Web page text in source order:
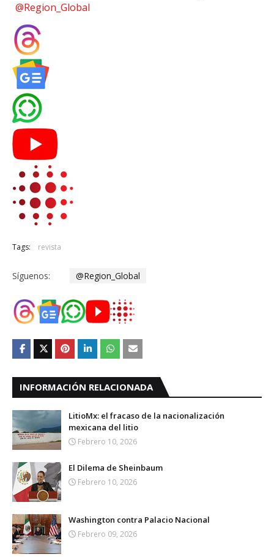
@Region_Global
Tags: revista
Síguenos: @Region_Global
INFORMACIÓN RELACIONADA
LitioMx: el fracaso de la nacionalización
mexicana del litio
Febrero 10, 2026
El Dilema de Sheinbaum
Febrero 10, 2026
Washington contra Palacio Nacional
Febrero 09, 2026